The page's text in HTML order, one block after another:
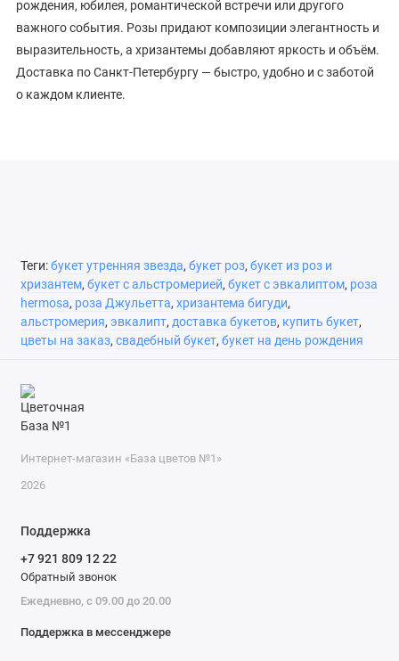
рождения, юбилея, романтической встречи или другого
важного события. Розы придают композиции элегантность и
выразительность, а хризантемы добавляют яркость и объём.
Доставка по Санкт-Петербургу — быстро, удобно и с заботой
о каждом клиенте.
Теги:букет утренняя звезда, букет роз, букет из роз и
хризантем, букет с альстромерией, букет с эвкалиптом, роза
hermosa, роза Джульетта, хризантема бигуди,
альстромерия, эвкалипт, доставка букетов, купить букет,
цветы на заказ, свадебный букет, букет на день рождения
Интернет-магазин «База цветов №1»
2026
Поддержка
+7 921 809 12 22
Обратный звонок
Ежедневно, с 09.00 до 20.00
Поддержка в мессенджере